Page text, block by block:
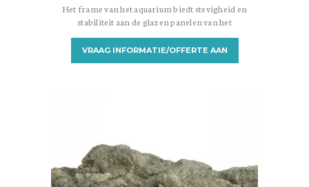
Het frame van het aquarium biedt stevigheid en
stabiliteit aan de glazen panelen van het
afhankelijk van het ontwerp en de voorkeur van
de eigenaar. De houten ombouw dient als
VRAAG INFORMATIE/OFFERTE AAN